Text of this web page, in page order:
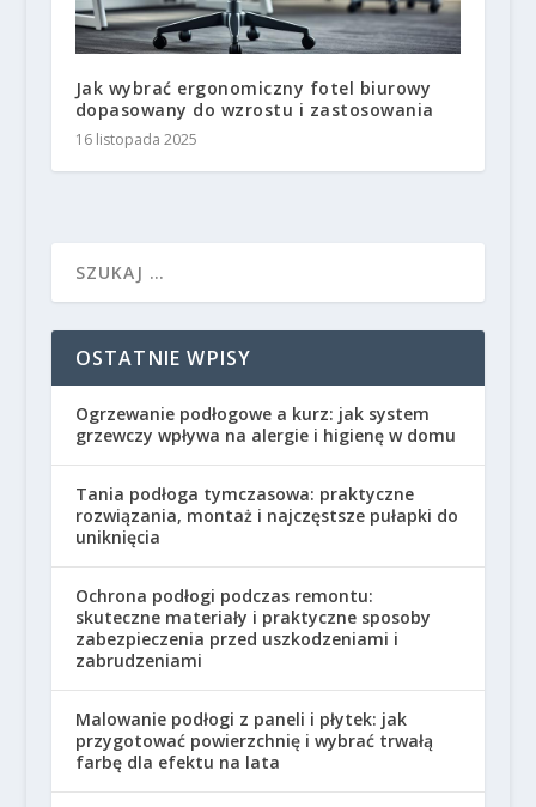
Jak wybrać ergonomiczny fotel biurowy
dopasowany do wzrostu i zastosowania
16 listopada 2025
OSTATNIE WPISY
Ogrzewanie podłogowe a kurz: jak system
grzewczy wpływa na alergie i higienę w domu
Tania podłoga tymczasowa: praktyczne
rozwiązania, montaż i najczęstsze pułapki do
uniknięcia
Ochrona podłogi podczas remontu:
skuteczne materiały i praktyczne sposoby
zabezpieczenia przed uszkodzeniami i
zabrudzeniami
Malowanie podłogi z paneli i płytek: jak
przygotować powierzchnię i wybrać trwałą
farbę dla efektu na lata